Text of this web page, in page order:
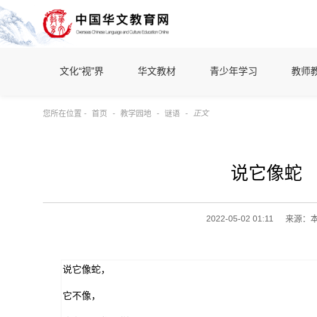
文化“视”界 华文教材 青少年学习 教师
您所在位置 - 首页 - 教学园地 - 谜语 - 正文
说它像蛇
2022-05-02 01:11 来源：
说它像蛇，
它不像，